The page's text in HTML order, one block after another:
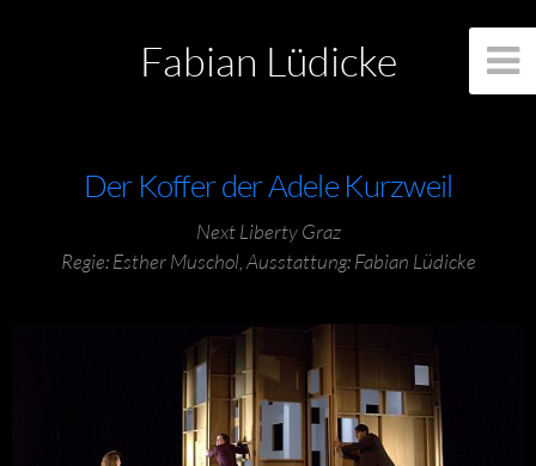
Fabian Lüdicke
Der Koffer der Adele Kurzweil
Next Liberty Graz
Regie: Esther Muschol, Ausstattung: Fabian Lüdicke